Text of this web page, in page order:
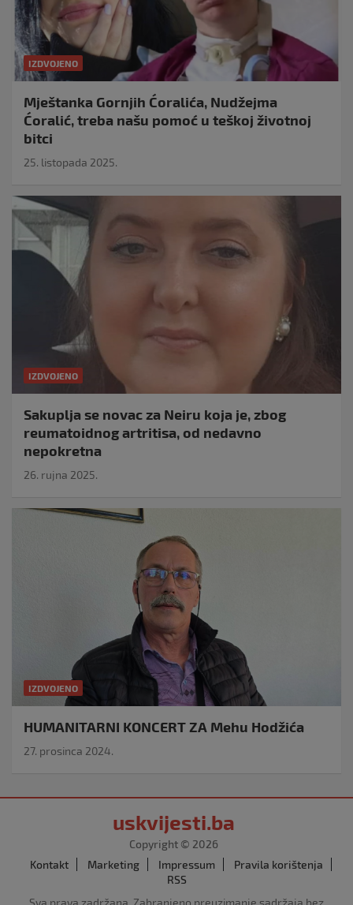
IZDVOJENO
Mještanka Gornjih Ćoralića, Nudžejma
Ćoralić, treba našu pomoć u teškoj životnoj
bitci
25. listopada 2025.
IZDVOJENO
Sakuplja se novac za Neiru koja je, zbog
reumatoidnog artritisa, od nedavno
nepokretna
26. rujna 2025.
IZDVOJENO
HUMANITARNI KONCERT ZA Mehu Hodžića
27. prosinca 2024.
uskvijesti.ba
Copyright © 2026
Kontakt
Marketing Impressum
Pravila korištenja
RSS
Sva prava zadržana. Zabranjeno preuzimanje sadržaja bez